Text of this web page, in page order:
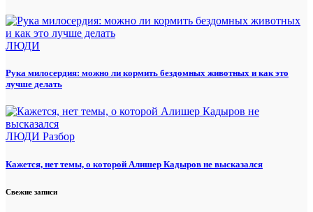
ЛЮДИ
Рука милосердия: можно ли кормить бездомных животных и как это
лучше делать
ЛЮДИ Разбор
Кажется, нет темы, о которой Алишер Кадыров не высказался
Свежие записи